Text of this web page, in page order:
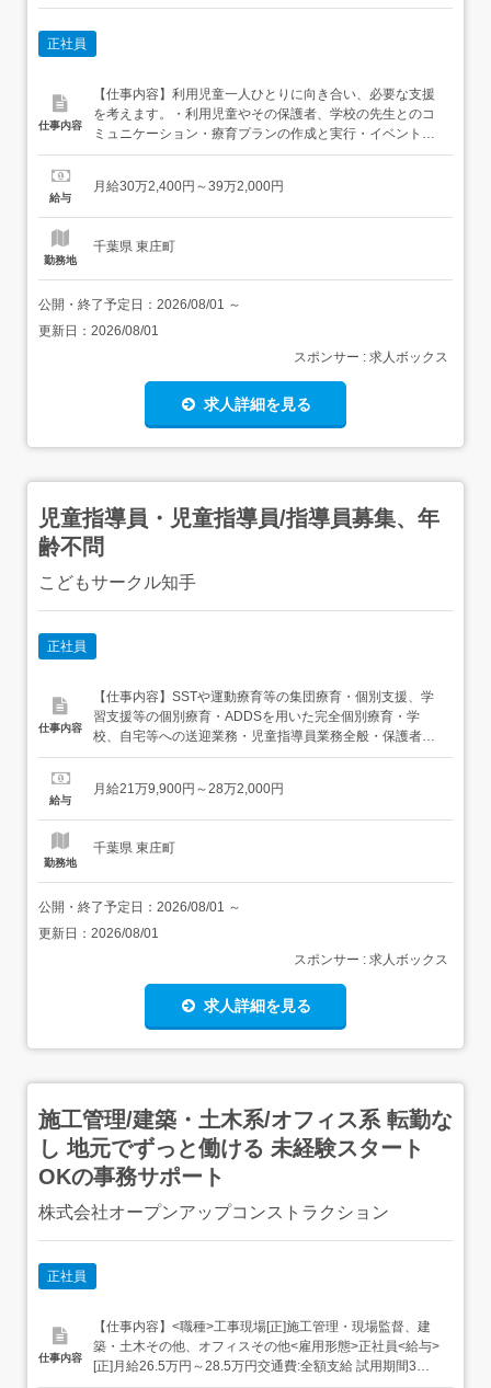
正社員
仕事内容
【仕事内容】利用児童一人ひとりに向き合い、必要な支援
を考えます。・利用児童やその保護者、学校の先生とのコ
ミュニケーション・療育プランの作成と実行・イベント企
画・予算管理・職員シフトの決定 他店舗へのヘルプ業務あ
レクチャーやエリアマーネジャーのフォローがあります。
給与
月給30万2,400円～39万2,000円
勤務地
千葉県 東庄町
公開・終了予定日： 2026/08/01 ～
更新日： 2026/08/01
スポンサー : 求人ボックス
求人詳細を見る
児童指導員・児童指導員/指導員募集、年
齢不問
こどもサークル知手
正社員
仕事内容
【仕事内容】SSTや運動療育等の集団療育・個別支援、学
習支援等の個別療育・ADDSを用いた完全個別療育・学
校、自宅等への送迎業務・児童指導員業務全般・保護者対
応・近隣店舗へのヘルプ業務・各種イベント準備・連絡
に事業所見学可能 従事すべき業務の変更の範囲:なし 就業
給与
月給21万9,900円～28万2,000円
勤務地
千葉県 東庄町
公開・終了予定日： 2026/08/01 ～
更新日： 2026/08/01
スポンサー : 求人ボックス
求人詳細を見る
施工管理/建築・土木系/オフィス系 転勤な
し 地元でずっと働ける 未経験スタート
OKの事務サポート
株式会社オープンアップコンストラクション
正社員
仕事内容
【仕事内容】<職種>工事現場[正]施工管理・現場監督、建
築・土木その他、オフィスその他<雇用形態>正社員<給与>
[正]月給26.5万円～28.5万円交通費:全額支給 試用期間3ヶ